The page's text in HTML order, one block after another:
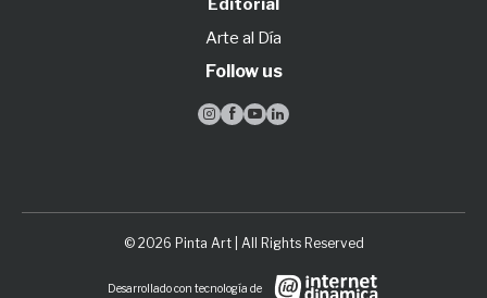
Editorial
Arte al Día
Follow us
   
© 2026 Pinta Art | All Rights Reserved